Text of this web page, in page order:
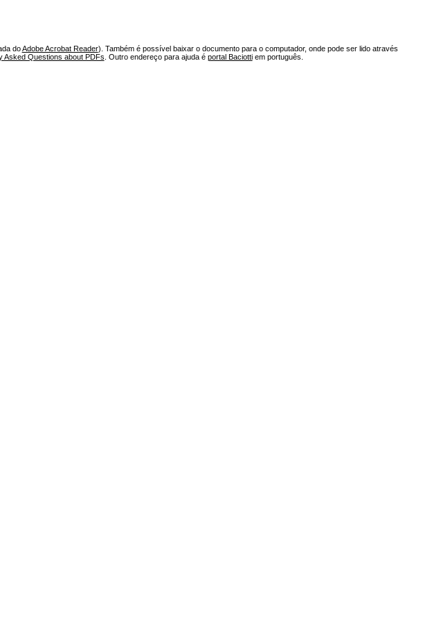
doAdobe Acrobat Reader). Também é possível baixar o documento para o computador, onde pode ser lido através
Asked Questions about PDFs . Outro endereço para ajuda é portal Baciottiem português.